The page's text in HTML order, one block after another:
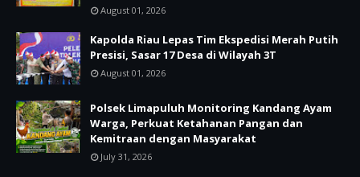
August 01, 2026
Kapolda Riau Lepas Tim Ekspedisi Merah Putih
Presisi, Sasar 17 Desa di Wilayah 3T
August 01, 2026
Polsek Limapuluh Monitoring Kandang Ayam
Warga, Perkuat Ketahanan Pangan dan
Kemitraan dengan Masyarakat
July 31, 2026